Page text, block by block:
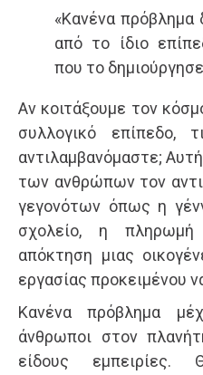
«Κανένα πρόβλημα
από το ίδιο
που το
Αν κοιτάξουμε τον
συλλογικό επίπεδο,
αντιλαμβανόμαστε;
των ανθρώπων τον
γεγονότων όπως η
σχολείο, η
απόκτηση μιας
εργασίας προκειμένου
Κανένα πρόβλημα
άνθρωποι στον
είδους εμπειρίες.